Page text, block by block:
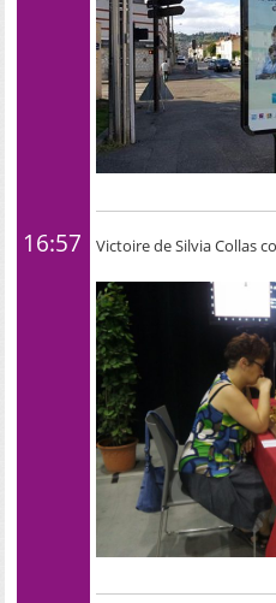
16:57 Victoire de Silvia Collas